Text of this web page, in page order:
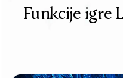
Funkcije igre